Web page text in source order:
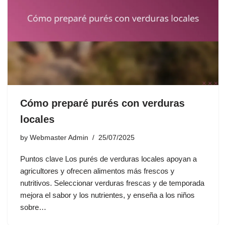
Cómo preparé purés con verduras
locales
by Webmaster Admin 25/07/2025
Puntos clave Los purés de verduras locales apoyan a
agricultores y ofrecen alimentos más frescos y
nutritivos. Seleccionar verduras frescas y de temporada
mejora el sabor y los nutrientes, y enseña a los niños
sobre…